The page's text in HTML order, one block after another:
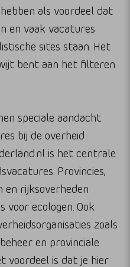
als voordeel dat
en vaak vacatures
sites staan. Het
bent aan het filteren
speciale aandacht
bij de overheid
is het centrale
Provincies,
en rijksoverheden
voor ecologen. Ook
zoals
en provinciale
voordeel is dat je hier